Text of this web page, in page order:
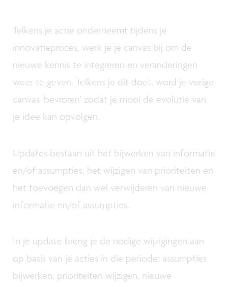
Telkens je actie onderneemt tijdens je
innovatieproces, werk je je canvas bij om de
nieuwe kennis te integreren en veranderingen
weer te geven. Telkens je dit doet, word je vorige
canvas 'bevroren' zodat je mooi de evolutie van
je idee kan opvolgen.
Updates bestaan uit het bijwerken van informatie
en/of assumpties, het wijzigen van prioriteiten en
het toevoegen dan wel verwijderen van nieuwe
informatie en/of assumpties.
In je update breng je de nodige wijzigingen aan
op basis van je acties in die periode: assumpties
bijwerken, prioriteiten wijzigen, nieuwe